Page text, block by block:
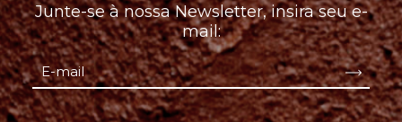
Junte-se à nossa Newsletter, insira seu e-
mail: